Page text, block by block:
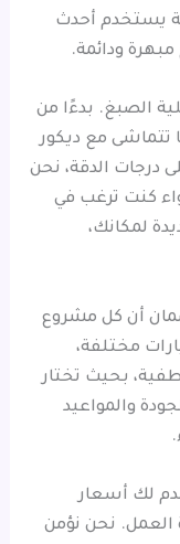
يستخدم أحدث
ودائمة.
الصبغ. بدءًا من
تتماشى مع ديكور
درجات الدقة، نحن
كنت ترغب في
لمكانك،
أن كل مشروع
مختلفة،
بحيث تختار
والمواعيد
لك أسعار
العمل. نحن نؤمن